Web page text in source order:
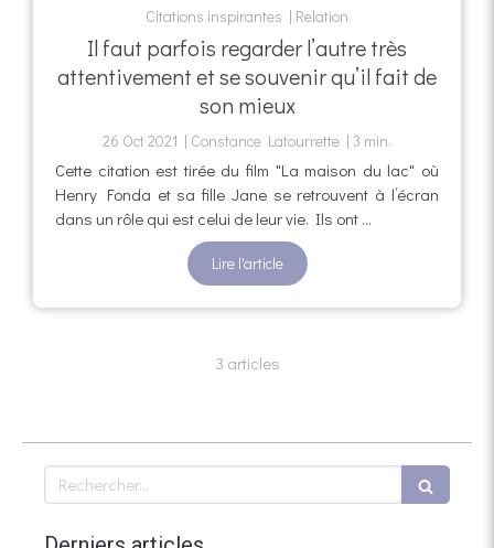
Citations inspirantes Relation
Il faut parfois regarder l’autre très
attentivement et se souvenir qu’il fait de
son mieux
26 Oct 2021 Constance Latourrette 3 min.
Cette citation est tirée du film "La maison du lac" où
Henry Fonda et sa fille Jane se retrouvent à l’écran
dans un rôle qui est celui de leur vie. Ils ont ...
Lire l'article
3 articles
Rechercher